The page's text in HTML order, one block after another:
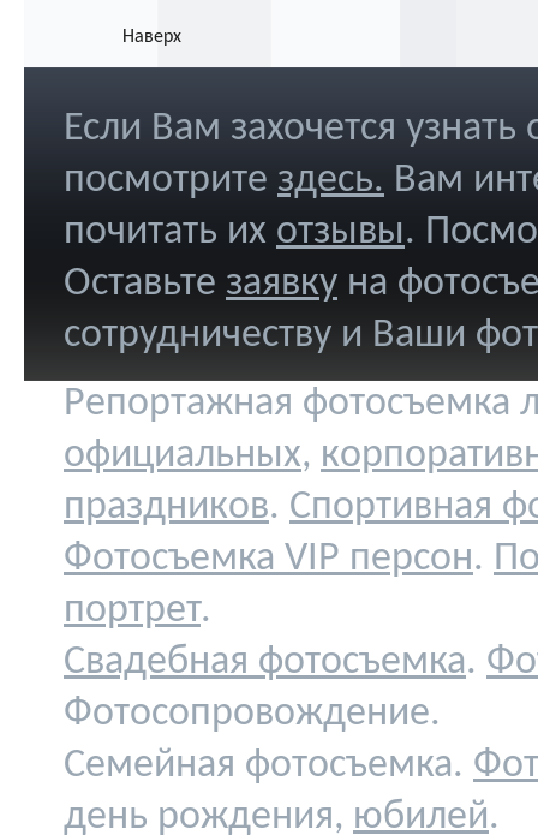
Наверх
Если Вам захочется
посмотрите здесь. Вам
почитать их отзывы.
Оставьте заявку на
сотрудничеству и Ваши
Репортажная фотосъемка
официальных,
праздников. Спортивная
Фотосъемка VIP персон.
портрет.
Свадебная фотосъемка.
Фотосопровождение.
Семейная фотосъемка.
день рождения, юбилей.